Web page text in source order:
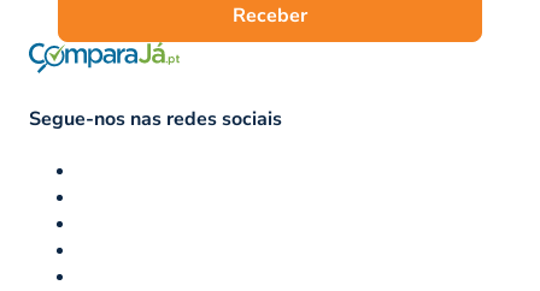
Receber
Segue-nos nas redes sociais